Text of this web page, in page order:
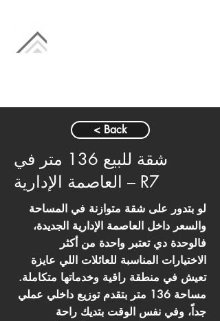
< Back
شقة للبيع 136 متر في
العاصمة الإدارية – R7
لو بتدور على شقة متوازنة في المساحة
والسعر داخل العاصمة الإدارية الجديدة،
فالوحدة دي تعتبر واحدة من أكثر
الاختيارات المناسبة للعائلات اللي عايزة
تعيش في منطقة راقية وخدماتها متكاملة.
مساحة 136 متر بتقدم توزيع داخلي عملي
جداً، وفي نفس الوقت بتديك راحة